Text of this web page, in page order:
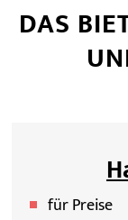
DAS
für Preise